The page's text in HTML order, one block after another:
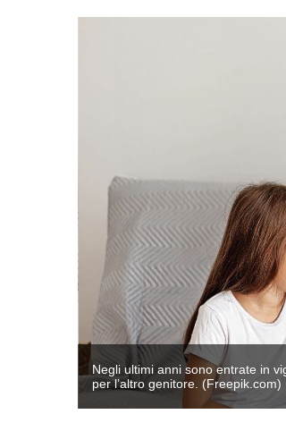
Negli ultimi anni sono entrate in
per l’altro genitore. (Freepik.com)